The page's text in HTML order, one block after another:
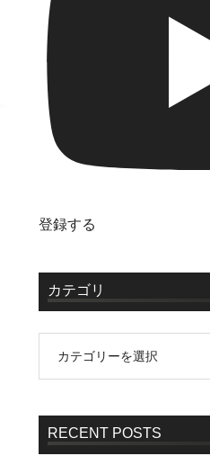
登録する
カテゴリ
RECENT POSTS